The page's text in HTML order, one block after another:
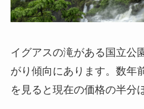
イグアスの滝がある国立公
がり傾向にあります。数年
を見ると現在の価格の半分